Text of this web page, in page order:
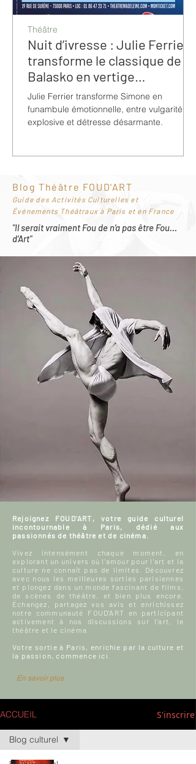
Nuit d’ivresse : Julie Ferrier
transforme le classique de
Balasko en vertige
bouleversant
Julie Ferrier transforme Simone en
funambule émotionnelle, entre vulgarité
explosive et détresse désarmante.
Théâtre
Blog Théâtre FOUD'ART
Guide des Activités Culturelles et
Événements Théâtraux à Paris et en France
"Il serait vraiment Fou de n’a pas être Fou…
d’Art"
Rejoignez FOUD'ART, votre guide culturel
incontournable à Paris, dédié aux
passionnés de théâtre et de cinéma.
Vivez intensément chaque moment, en
explorant un univers où l'amour pour l'art et la
culture ne connaît pas de limites. Découvrez
avec nous les meilleures sorties parisiennes
et plongez dans un monde fascinant de films,
de scènes de théâtre, et bien plus encore.
Échangez, partagez vos avis et enrichissez
notre communauté FOUD'ART en participant
activement à nos discussions sur l’art, le
théâtre et le cinéma.
Votre sortie à Paris, enrichie par la culture et
la passion, commence ici.
En savoir plus
ACCUEIL S'inscrire
Blog culturel